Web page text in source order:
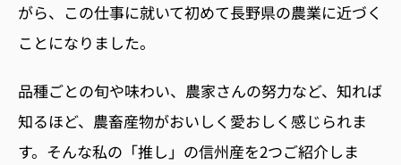
がら、この仕事に就いて初めて長野県の農業に近づく
ことになりました。
品種ごとの旬や味わい、農家さんの努力など、知れば
知るほど、農畜産物がおいしく愛おしく感じられま
す。そんな私の「推し」の信州産を2つご紹介しま